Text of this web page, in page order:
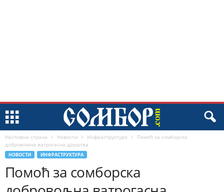
Насловна страна Новости Инфраструктура
Помоћ за сомборска
добровољна ватрогасна друштва
НОВОСТИ ИНФРАСТРУКТУРА
Помоћ за сомборска